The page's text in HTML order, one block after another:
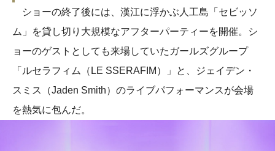
ショーの終了後には、漢江に浮かぶ人工島「セビッソ
ム」を貸し切り大規模なアフターパーティーを開催。シ
ョーのゲストとしても来場していたガールズグループ
「ルセラフィム（LE SSERAFIM）」と、ジェイデン・
スミス（Jaden Smith）のライブパフォーマンスが会場
を熱気に包んだ。